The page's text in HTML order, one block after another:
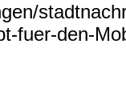
fuer-den-